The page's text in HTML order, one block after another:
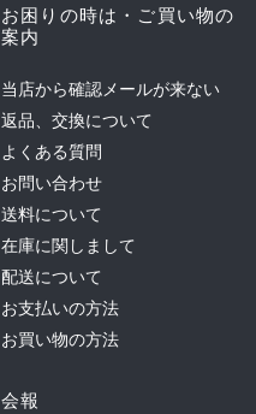
お困りの時は・ご買い物の
案内
当店から確認メールが来ない
返品、交換について
よくある質問
お問い合わせ
送料について
在庫に関しまして
配送について
お支払いの方法
お買い物の方法
会報